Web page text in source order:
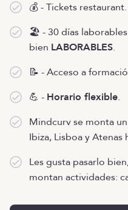
💰 - Tickets restaurant.
🏖 - 30 días
bien LABORABLES.
📝 - Acceso a
💪 - Horario flexible.
Mindcurv se monta un
Ibiza, Lisboa y
Les gusta pasarlo
montan actividades: